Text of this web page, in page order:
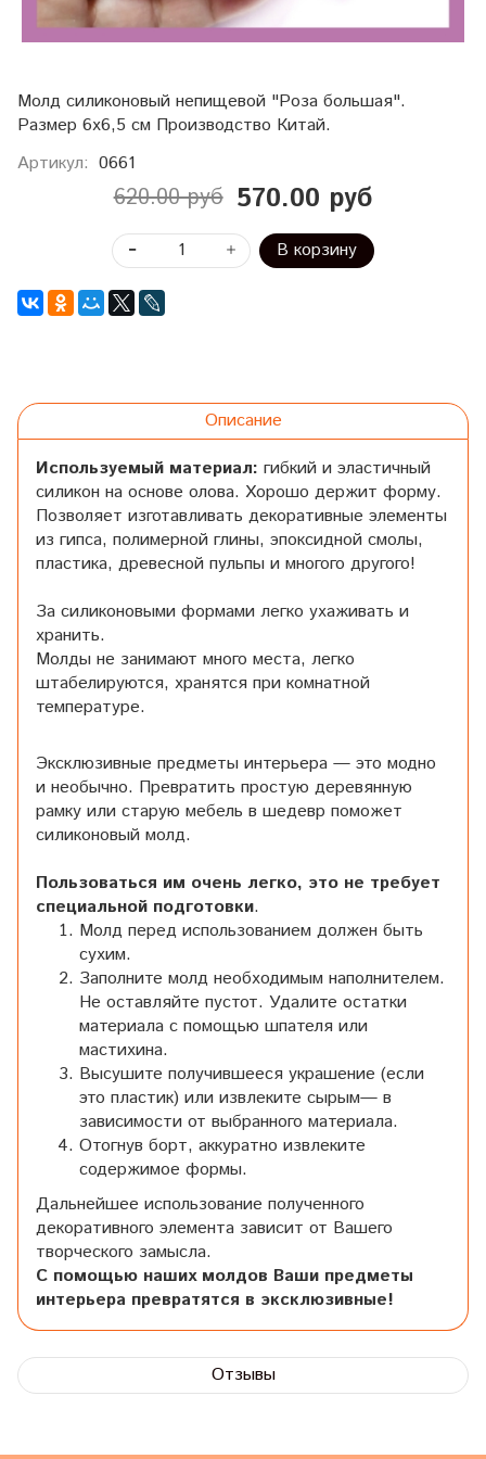
Молд силиконовый непищевой "Роза большая".
Размер 6х6,5 см Производство Китай.
Артикул: 0661
620.00 руб 570.00 руб
В корзину
Описание
Используемый материал: гибкий и эластичный
силикон на основе олова. Хорошо держит форму.
Позволяет изготавливать декоративные элементы
из гипса, полимерной глины, эпоксидной смолы,
пластика, древесной пульпы и многого другого!
За силиконовыми формами легко ухаживать и
хранить.
Молды не занимают много места, легко
штабелируются, хранятся при комнатной
температуре.
Эксклюзивные предметы интерьера — это модно
и необычно. Превратить простую деревянную
рамку или старую мебель в шедевр поможет
силиконовый молд.
Пользоваться им очень легко, это не требует
специальной подготовки.
Молд перед использованием должен быть
сухим.
Заполните молд необходимым наполнителем.
Не оставляйте пустот. Удалите остатки
материала с помощью шпателя или
мастихина.
Высушите получившееся украшение (если
это пластик) или извлеките сырым— в
зависимости от выбранного материала.
Отогнув борт, аккуратно извлеките
содержимое формы.
Дальнейшее использование полученного
декоративного элемента зависит от Вашего
творческого замысла.
С помощью наших молдов Ваши предметы
интерьера превратятся в эксклюзивные!
Отзывы